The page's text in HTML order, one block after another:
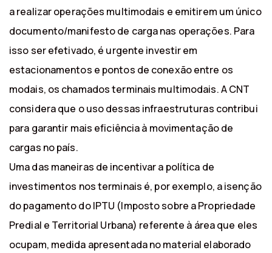
a realizar operações multimodais e emitirem um único
documento/manifesto de carga nas operações. Para
isso ser efetivado, é urgente investir em
estacionamentos e pontos de conexão entre os
modais, os chamados terminais multimodais. A CNT
considera que o uso dessas infraestruturas contribui
para garantir mais eficiência à movimentação de
cargas no país.
Uma das maneiras de incentivar a política de
investimentos nos terminais é, por exemplo, a isenção
do pagamento do IPTU (Imposto sobre a Propriedade
Predial e Territorial Urbana) referente à área que eles
ocupam, medida apresentada no material elaborado